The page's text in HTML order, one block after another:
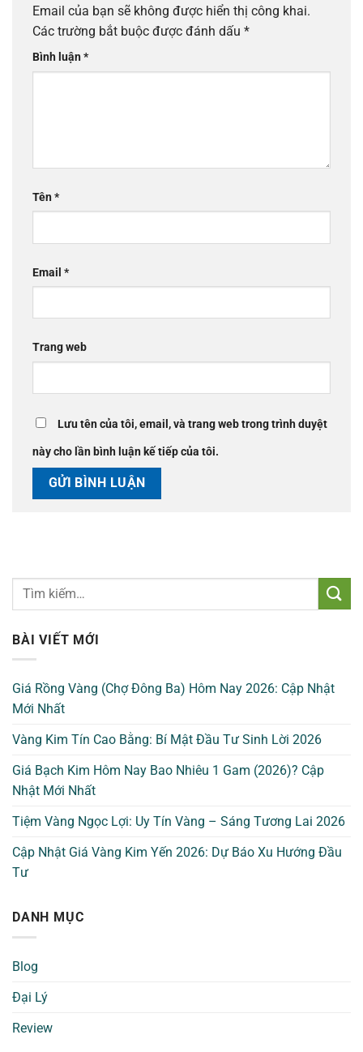
Email của bạn sẽ không được hiển thị công khai.
Các trường bắt buộc được đánh dấu *
Bình luận*
Tên*
Email *
Trang web
Lưu tên của tôi, email, và trang web trong trình duyệt
này cho lần bình luận kế tiếp của tôi.
BÀI VIẾT MỚI
Giá Rồng Vàng (Chợ Đông Ba) Hôm Nay 2026: Cập Nhật
Mới Nhất
Vàng Kim Tín Cao Bằng: Bí Mật Đầu Tư Sinh Lời 2026
Giá Bạch Kim Hôm Nay Bao Nhiêu 1 Gam (2026)? Cập
Nhật Mới Nhất
Tiệm Vàng Ngọc Lợi: Uy Tín Vàng – Sáng Tương Lai 2026
Cập Nhật Giá Vàng Kim Yến 2026: Dự Báo Xu Hướng Đầu
Tư
DANH MỤC
Blog
Đại Lý
Review